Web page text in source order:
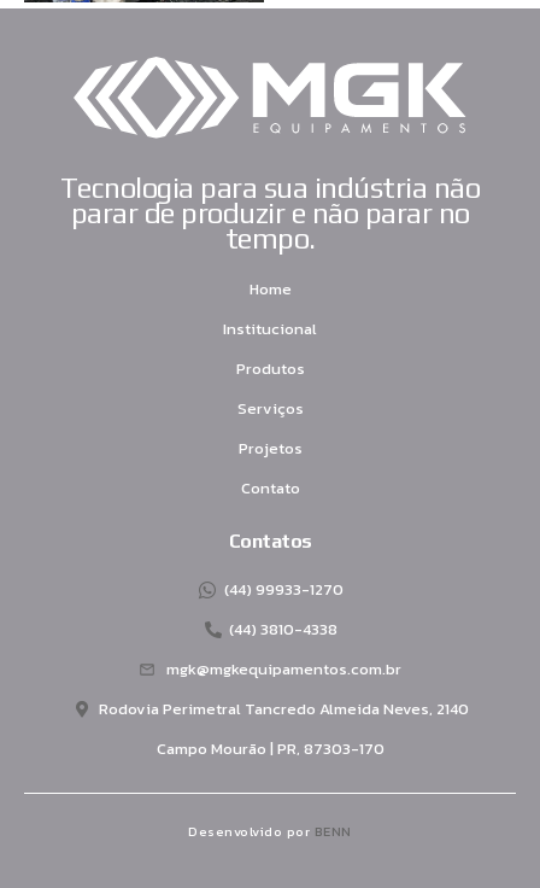
Tecnologia para sua indústria não
parar de produzir e não parar no
tempo.
Home
Institucional
Produtos
Serviços
Projetos
Contato
Contatos
(44) 99933-1270
(44) 3810-4338
mgk@mgkequipamentos.com.br
Rodovia Perimetral Tancredo Almeida Neves, 2140
Campo Mourão | PR, 87303-170
Desenvolvido por BENN